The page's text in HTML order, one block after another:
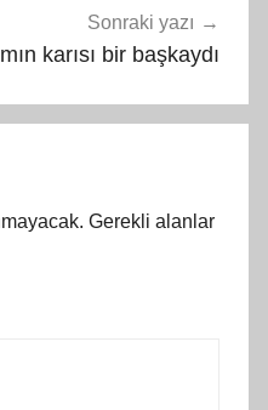
Sonraki yazı
karısı bir başkaydı
Gerekli alanlar